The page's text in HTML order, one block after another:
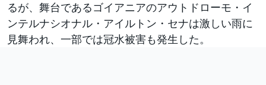
るが、舞台であるゴイアニアのアウトドローモ・イ
ンテルナシオナル・アイルトン・セナは激しい雨に
見舞われ、一部では冠水被害も発生した。